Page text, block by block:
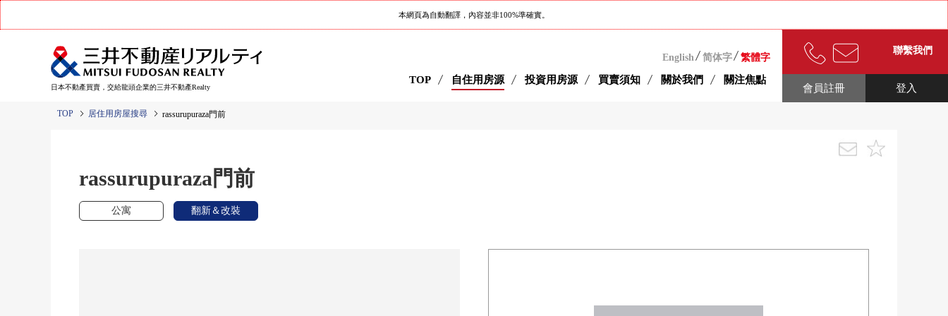
本網頁為自動翻譯，內容並非100%準確實。
日本不動產買賣，交給龍頭企業的三井不動產Realty
English 简体字 繁體字
TOP 自住用房源 投資用房源 買賣須知 關於我們 關注焦點
聯繫我們
登入
會員註冊
TOP 居住用房屋搜尋 rassurupuraza門前
rassurupuraza門前
公寓 翻新＆改裝